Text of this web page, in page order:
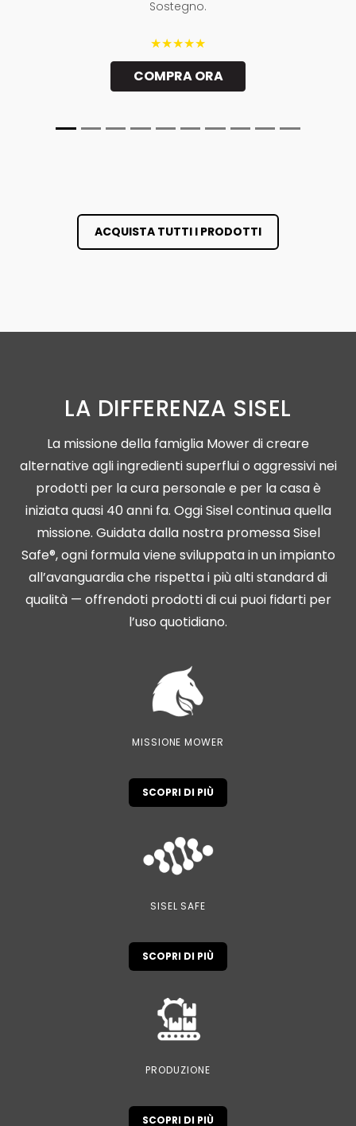
Sostegno.
★★★★★
COMPRA ORA
ACQUISTA TUTTI I PRODOTTI
LA DIFFERENZA SISEL
La missione della famiglia Mower di creare
alternative agli ingredienti superflui o aggressivi nei
prodotti per la cura personale e per la casa è
iniziata quasi 40 anni fa. Oggi Sisel continua quella
missione. Guidata dalla nostra promessa Sisel
Safe®, ogni formula viene sviluppata in un impianto
all’avanguardia che rispetta i più alti standard di
qualità — offrendoti prodotti di cui puoi fidarti per
l’uso quotidiano.
MISSIONE MOWER
SCOPRI DI PIÙ
SISEL SAFE
SCOPRI DI PIÙ
PRODUZIONE
SCOPRI DI PIÙ